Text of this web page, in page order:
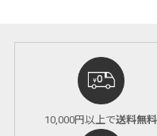
10,000円以上で送料無料